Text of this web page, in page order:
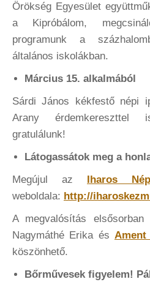
Örökség Egyesület
a Kipróbálom,
programunk a
általános iskolákban.
Március 15. alkalmából
Sárdi János kékfestő népi
Arany érdemkereszttel
gratulálunk!
Látogassátok meg a
Megújul az Iharos
weboldala: http://
A megvalósítás
Nagymáthé Erika és Ament
köszönhető.
Bőrművesek figyelem!